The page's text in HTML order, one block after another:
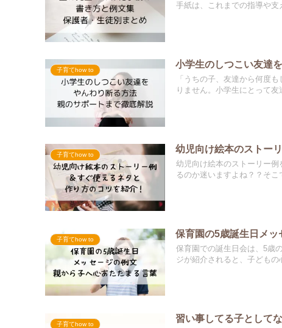
手紙は、これまでの指導や支
子育てhow to
小学生のしつこい友達
「うちの子、友達から何度
りません。小学生にとって友
子育てhow to
幼児向け絵本のストー
幼児向け絵本のストーリー
るのか迷いますよね？？そこ
子育てhow to
保育園の5歳誕生日メ
保育園での誕生日会は、5歳
ジが紹介されると、子どもの
子育てhow to
習い事してる子として